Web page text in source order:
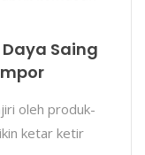
Saing
oleh produk-
ketar ketir